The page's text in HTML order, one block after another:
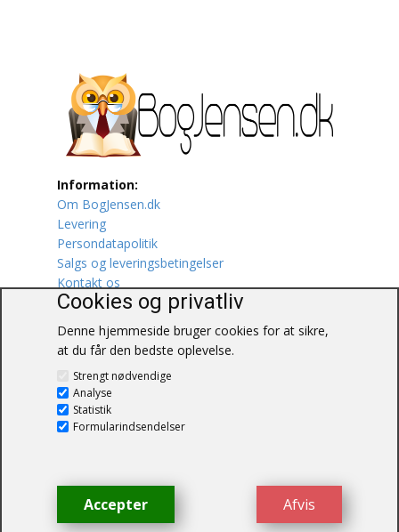
Litteraturhistorie
Lokalhistorie / Topografi
Lystfiskeri
Mad
Musik
Mytologi / Sagn / Sagaer
Naturen
Oldtidskundskab
Information:
Om BogJensen.dk
Levering
Persondatapolitik
Salgs og leveringsbetingelser
Kontakt os
Blåkærvej 25
6052 Viuf
Tlf.:60703190
© BogJensen.dk – Alle rettigheder
forbeholdes.
Cookies og privatliv
Denne hjemmeside bruger cookies for at sikre,
at du får den bedste oplevelse.
Strengt nødvendige
Analyse
Statistik
Formularindsendelser
Afvis
Accepter